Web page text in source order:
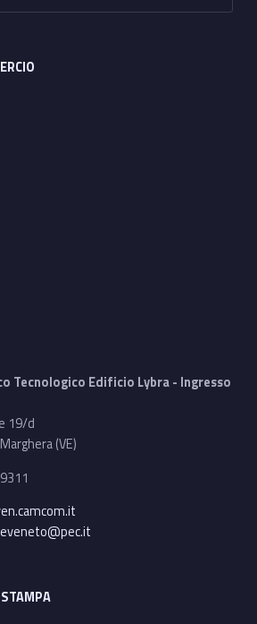
Tecnologico Edificio Lybra - Ingresso
19/d
(VE)